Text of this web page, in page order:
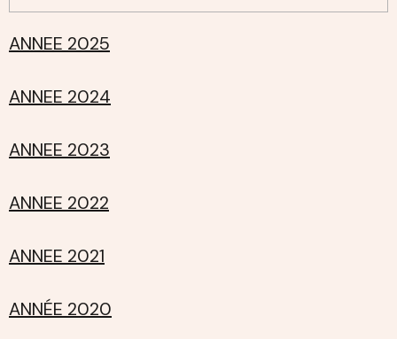
ANNEE 2025
ANNEE 2024
ANNEE 2023
ANNEE 2022
ANNEE 2021
ANNÉE 2020